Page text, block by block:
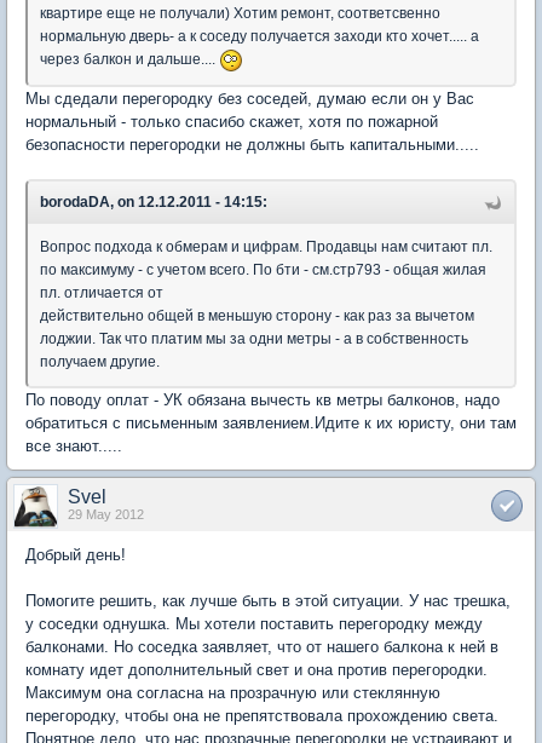
квартире еще не получали) Хотим ремонт, соответсвенно
нормальную дверь- а к соседу получается заходи кто хочет..... а
через балкон и дальше....
Мы сдедали перегородку без соседей, думаю если он у Вас
нормальный - только спасибо скажет, хотя по пожарной
безопасности перегородки не должны быть капитальными.....
borodaDA, on 12.12.2011 - 14:15:
Вопрос подхода к обмерам и цифрам. Продавцы нам считают пл.
по максимуму - с учетом всего. По бти - см.стр793 - общая жилая
пл. отличается от
действительно общей в меньшую сторону - как раз за вычетом
лоджии. Так что платим мы за одни метры - а в собственность
получаем другие.
По поводу оплат - УК обязана вычесть кв метры балконов, надо
обратиться с письменным заявлением.Идите к их юристу, они там
все знают.....
Svel
29 May 2012
Добрый день!
Помогите решить, как лучше быть в этой ситуации. У нас трешка,
у соседки однушка. Мы хотели поставить перегородку между
балконами. Но соседка заявляет, что от нашего балкона к ней в
комнату идет дополнительный свет и она против перегородки.
Максимум она согласна на прозрачную или стеклянную
перегородку, чтобы она не препятствовала прохождению света.
Понятное дело, что нас прозрачные перегородки не устраивают и